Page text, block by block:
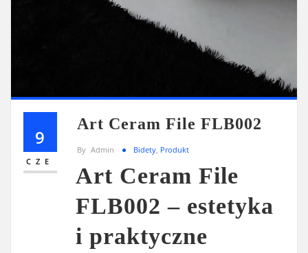
9
CZE
Art Ceram File FLB002
By Admin Bidety Produkt
Art Ceram File
FLB002 – estetyka
i praktyczne